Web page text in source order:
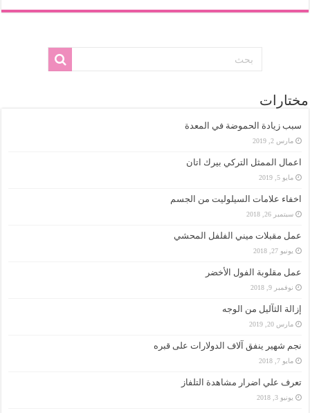
مختارات
سبب زيادة الحموضة في المعدة
مارس 2, 2019
اعمال الممثل التركي بيرك اتان
مايو 5, 2019
اخفاء علامات السيلوليت من الجسم
سبتمبر 26, 2018
عمل مقبلات ميني الفلفل المحشي
يونيو 27, 2018
عمل مقلوبة الفول الأخضر
نوفمبر 9, 2018
إزالة الثآليل من الوجه
مارس 20, 2019
نجم شهير ينفق آلاف الدولارات على قبره
مايو 7, 2018
تعرف علي اضرار مشاهدة التلفاز
يونيو 3, 2018